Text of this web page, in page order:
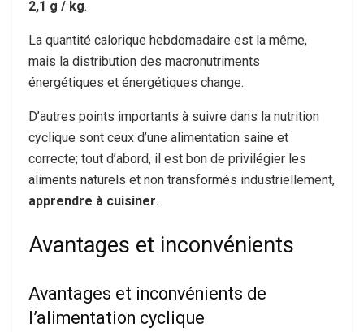
2,1 g / kg.
La quantité calorique hebdomadaire est la même,
mais la distribution des macronutriments
énergétiques et énergétiques change.
D’autres points importants à suivre dans la nutrition
cyclique sont ceux d’une alimentation saine et
correcte; tout d’abord, il est bon de privilégier les
aliments naturels et non transformés industriellement,
apprendre à cuisiner.
Avantages et inconvénients
Avantages et inconvénients de
l’alimentation cyclique